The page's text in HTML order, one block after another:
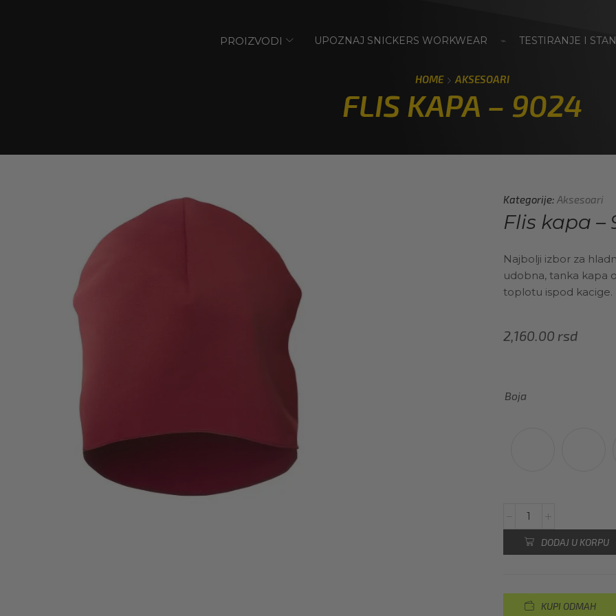
PROIZVODI UPOZNAJ SNICKERS WORKWEAR ⌁ TESTIRANJE I
HOME AKSESOARI
FLIS KAPA – 9024
Kategorije: Aksesoari
Flis kapa –
Najbolji izbor za
udobna, tanka kapa
toplotu ispod kacige.
2,160.00 rsd
Boja
DODAJ U KORPU
KUPI ODMAH